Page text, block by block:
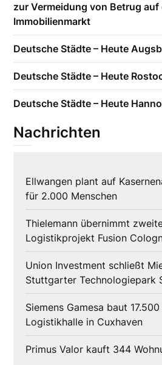
zur Vermeidung von Betrug auf
Immobilienmarkt
Deutsche Städte – Heute
Deutsche Städte – Heute
Deutsche Städte – Heute
Nachrichten
Ellwangen plant auf
für 2.000 Menschen
Thielemann übernimmt
Logistikprojekt Fusion
Union Investment schließt
Stuttgarter Technologiepark
Siemens Gamesa baut
Logistikhalle in Cuxhaven
Primus Valor kauft 344